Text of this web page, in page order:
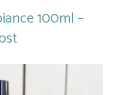
100ml –